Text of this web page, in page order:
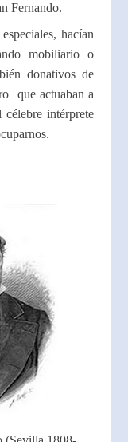
Fernando.
hacían
mobiliario o
donativos de
que actuaban a
intérprete